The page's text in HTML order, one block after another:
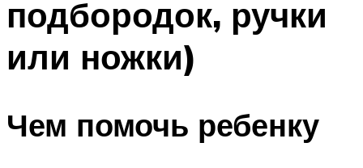
подбородок, ручки
или ножки)
Чем помочь ребенку